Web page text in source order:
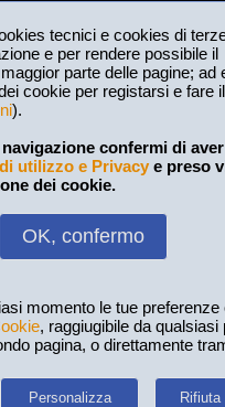
tecnici e cookies di
e per rendere possibile il
parte delle pagine; ad
cookie per registarsi e fare
).
confermi di
utilizzo e Privacy e preso
dei cookie.
OK, confermo
momento le tue preferenze
, raggiugibile da qualsiasi
pagina, o direttamente
Personalizza Rifiuta